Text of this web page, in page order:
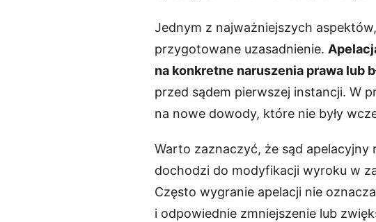
Jednym z najważniejszych
przygotowane uzasadnienie.
na konkretne naruszenia prawa lub
przed sądem pierwszej instancji. W
na nowe dowody, które nie były
Warto zaznaczyć, że sąd apelacyjny
dochodzi do modyfikacji wyroku w
Często wygranie apelacji nie
i odpowiednie zmniejszenie lub